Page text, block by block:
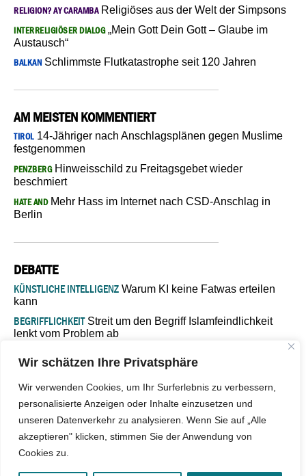
Wir schätzen Ihre Privatsphäre
Wir verwenden Cookies, um Ihr Surferlebnis zu verbessern,
personalisierte Anzeigen oder Inhalte einzusetzen und
unseren Datenverkehr zu analysieren. Wenn Sie auf „Alle
akzeptieren" klicken, stimmen Sie der Anwendung von
Cookies zu.
RELIGION? AY CARAMBAReligiöses aus der Welt der Simpsons
INTERRELIGIÖSER DIALOG„Mein Gott Dein Gott – Glaube im
Austausch“
BALKAN Schlimmste Flutkatastrophe seit 120 Jahren
AM MEISTEN KOMMENTIERT
TIROL14-Jähriger nach Anschlagsplänen gegen Muslime
festgenommen
PENZBERGHinweisschild zu Freitagsgebet wieder
beschmiert
HATE ANDMehr Hass im Internet nach CSD-Anschlag in
Berlin
DEBATTE
KÜNSTLICHE INTELLIGENZ Warum KI keine Fatwas erteilen
kann
BEGRIFFLICHKEITStreit um den Begriff Islamfeindlichkeit
lenkt vom Problem ab
Verantwortung bleibt“
ISLAMISCHE FAKULTÄT IN MÜNSTEREine kritische Schwelle für
die deutsche Religionspolitik
GASTBEITRAGWarum die muslimische Welt eine neue